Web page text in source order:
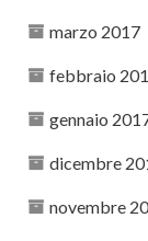
marzo 2017
febbraio
gennaio
dicembre
novembre